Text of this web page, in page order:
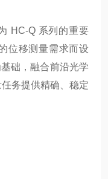
HC-Q 系列的重要
位移测量需求而设
础，融合前沿光学
务提供精确、稳定